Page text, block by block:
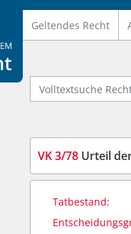
Kirchenrecht
Geltendes Recht
Volltextsuche
VK 3/78 Urteil
Tatbestand: